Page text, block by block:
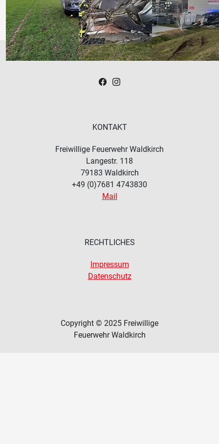
KONTAKT
Freiwillige Feuerwehr Waldkirch
Langestr. 118
79183 Waldkirch
+49 (0)7681 4743830
Mail
RECHTLICHES
Impressum
Datenschutz
Copyright © 2025 Freiwillige
Feuerwehr Waldkirch